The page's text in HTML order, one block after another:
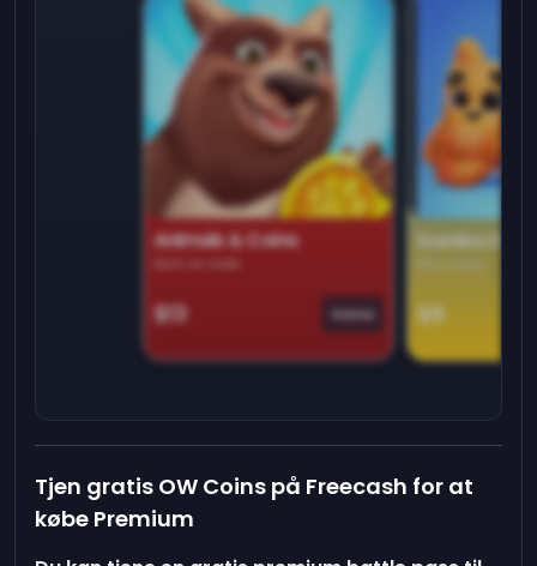
Animals & Coins
$13 Game
Domino
$9
Tjen gratis OW Coins på Freecash for at
købe Premium